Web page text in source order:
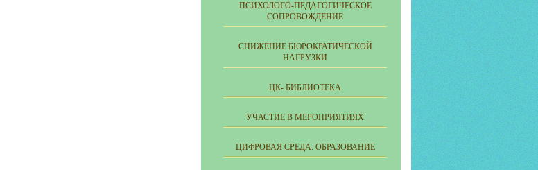
ПСИХОЛОГО-ПЕДАГОГИЧЕСКОЕ
СОПРОВОЖДЕНИЕ
СНИЖЕНИЕ БЮРОКРАТИЧЕСКОЙ
НАГРУЗКИ
ЦК- БИБЛИОТЕКА
УЧАСТИЕ В МЕРОПРИЯТИЯХ
ЦИФРОВАЯ СРЕДА. ОБРАЗОВАНИЕ